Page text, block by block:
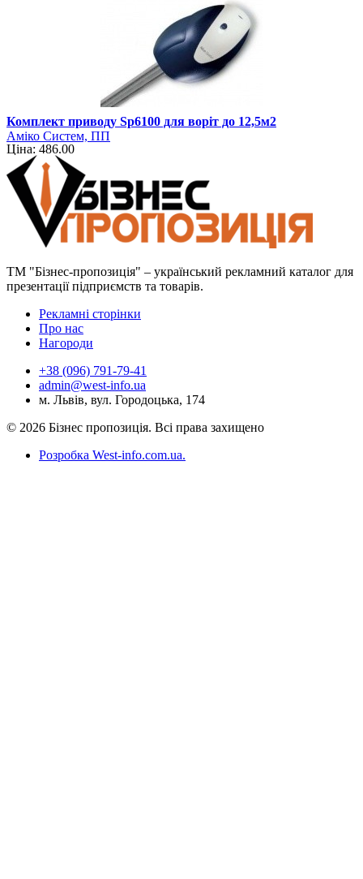
Комплект приводу Sp6100 для воріт до 12,5м2
Аміко Систем, ПП
Ціна: 486.00
ТМ "Бізнес-пропозиція" – український рекламний каталог для
презентації підприємств та товарів.
Рекламні сторінки
Про нас
Нагороди
+38 (096) 791-79-41
admin@west-info.ua
м. Львів, вул. Городоцька, 174
© 2026 Бізнес пропозиція. Всі права захищено
Розробка West-info.com.ua.